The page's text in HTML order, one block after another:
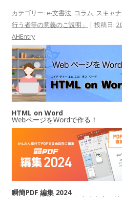
カテゴリー: e-文書法, コラム, スキャ
行う者等の意義のご説明」
| 投稿日:
AHEntry
HTML on Word
WebページをWordで作る！
瞬簡PDF 編集 2024